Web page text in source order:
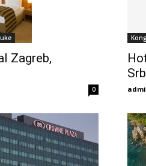
Zagreb,
0